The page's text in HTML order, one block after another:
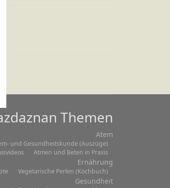
Themen
Atem
und Gesundheitskunde (Auszüge)
Atmen und Beten in Praxis
Ernährung
Vegetarische Perlen (Kochbuch)
Gesundheit